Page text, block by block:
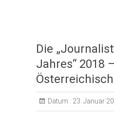
Die
Jahres“ 2018
Datum : 23. Januar